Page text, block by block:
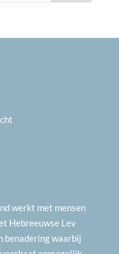
werkt met mensen
Hebreeuwse Lev
benadering waarbij